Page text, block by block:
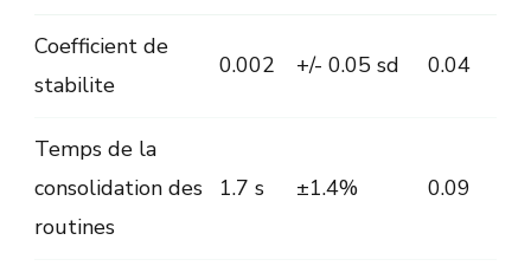
Coefficient de
stabilite
0.002 +/- 0.05 sd 0.04
Temps de la
consolidation des
routines
1.7 s ±1.4% 0.09